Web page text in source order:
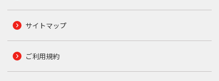
サイトマップ
ご利用規約